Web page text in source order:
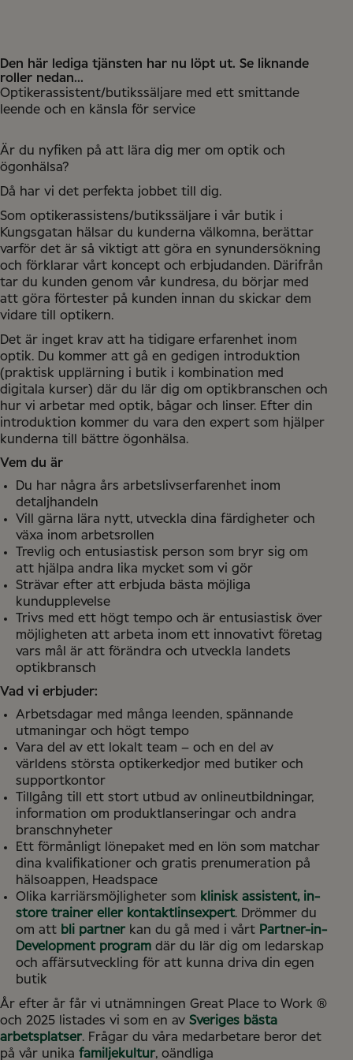
Den här lediga tjänsten har nu löpt ut. Se liknande
roller nedan...
Optikerassistent/butikssäljare med ett smittande
leende och en känsla för service
Är du nyfiken på att lära dig mer om optik och
ögonhälsa?
Då har vi det perfekta jobbet till dig.
Som optikerassistens/butikssäljare i vår butik i
Kungsgatan hälsar du kunderna välkomna, berättar
varför det är så viktigt att göra en synundersökning
och förklarar vårt koncept och erbjudanden. Därifrån
tar du kunden genom vår kundresa, du börjar med
att göra förtester på kunden innan du skickar dem
vidare till optikern.
Det är inget krav att ha tidigare erfarenhet inom
optik. Du kommer att gå en gedigen introduktion
(praktisk upplärning i butik i kombination med
digitala kurser) där du lär dig om optikbranschen och
hur vi arbetar med optik, bågar och linser. Efter din
introduktion kommer du vara den expert som hjälper
kunderna till bättre ögonhälsa.
Vem du är
Du har några års arbetslivserfarenhet inom
detaljhandeln
Vill gärna lära nytt, utveckla dina färdigheter och
växa inom arbetsrollen
Trevlig och entusiastisk person som bryr sig om
att hjälpa andra lika mycket som vi gör
Strävar efter att erbjuda bästa möjliga
kundupplevelse
Trivs med ett högt tempo och är entusiastisk över
möjligheten att arbeta inom ett innovativt företag
vars mål är att förändra och utveckla landets
optikbransch
Vad vi erbjuder:
Arbetsdagar med många leenden, spännande
utmaningar och högt tempo
Vara del av ett lokalt team – och en del av
världens största optikerkedjor med butiker och
supportkontor
Tillgång till ett stort utbud av onlineutbildningar,
information om produktlanseringar och andra
branschnyheter
Ett förmånligt lönepaket med en lön som matchar
dina kvalifikationer och gratis prenumeration på
hälsoappen, Headspace
Olika karriärsmöjligheter som klinisk assistent, in-
store trainer eller kontaktlinsexpert. Drömmer du
om att bli partner kan du gå med i vårt Partner-in-
Development program där du lär dig om ledarskap
och affärsutveckling för att kunna driva din egen
butik
År efter år får vi utnämningen Great Place to Work ®
och 2025 listades vi som en av Sveriges bästa
arbetsplatser. Frågar du våra medarbetare beror det
på vår unika familjekultur, oändliga